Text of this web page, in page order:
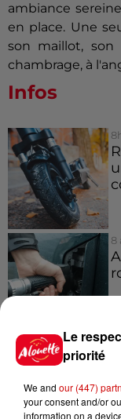
ambiance
en place. Une
son maillot,
chambrage, à
Infos
8
8
Le
priorité
We and our (447)
your consent and/or
information on a